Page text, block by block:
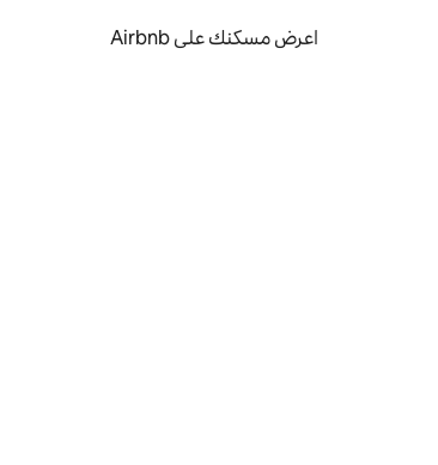
اعرض مسكنك على Airbnb